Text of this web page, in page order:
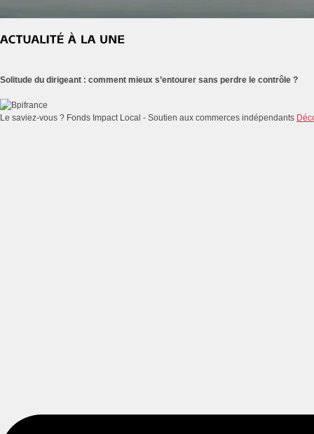
Solitude du dirigeant : comment mieux s’entourer sans perdre le contrôle ?
Le saviez-vous ? Fonds Impact Local - Soutien aux commerces indépendants